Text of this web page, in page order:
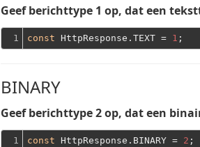
Geef berichttype 1 op, dat een
1 const HttpResponse.TEXT = 1
BINARY
Geef berichttype 2 op, dat een
1 const HttpResponse.BINARY = 2